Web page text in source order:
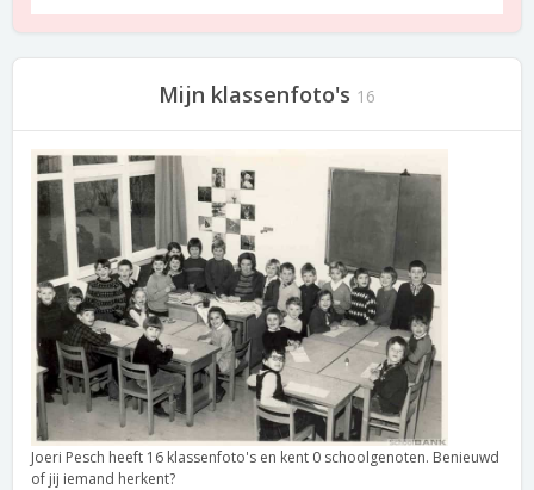
Mijn klassenfoto's 16
Joeri Pesch heeft 16 klassenfoto's en kent 0 schoolgenoten. Benieuwd
of jij iemand herkent?